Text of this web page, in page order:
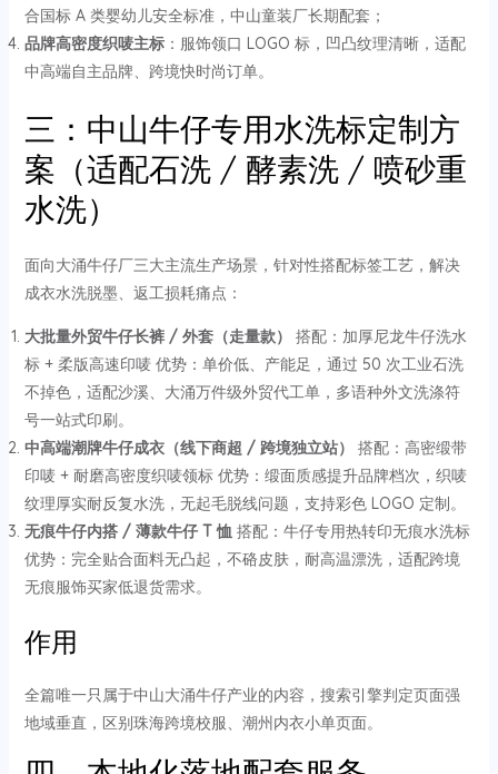
合国标 A 类婴幼儿安全标准，中山童装厂长期配套；
品牌高密度织唛主标：服饰领口 LOGO 标，凹凸纹理清晰，适配
中高端自主品牌、跨境快时尚订单。
三：中山牛仔专用水洗标定制方
案（适配石洗 / 酵素洗 / 喷砂重
水洗）
面向大涌牛仔厂三大主流生产场景，针对性搭配标签工艺，解决
成衣水洗脱墨、返工损耗痛点：
大批量外贸牛仔长裤 / 外套（走量款）
搭配：加厚尼龙牛仔洗水
标 + 柔版高速印唛 优势：单价低、产能足，通过 50 次工业石洗
不掉色，适配沙溪、大涌万件级外贸代工单，多语种外文洗涤符
号一站式印刷。
中高端潮牌牛仔成衣（线下商超 / 跨境独立站）
搭配：高密缎带
印唛 + 耐磨高密度织唛领标 优势：缎面质感提升品牌档次，织唛
纹理厚实耐反复水洗，无起毛脱线问题，支持彩色 LOGO 定制。
无痕牛仔内搭 / 薄款牛仔 T 恤搭配：牛仔专用热转印无痕水洗标
优势：完全贴合面料无凸起，不硌皮肤，耐高温漂洗，适配跨境
无痕服饰买家低退货需求。
作用
全篇唯一只属于中山大涌牛仔产业的内容，搜索引擎判定页面强
地域垂直，区别珠海跨境校服、潮州内衣小单页面。